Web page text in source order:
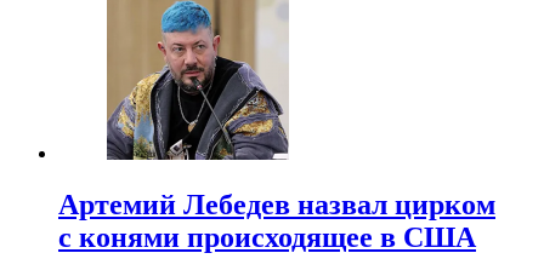
Артемий Лебедев назвал цирком
с конями происходящее в США